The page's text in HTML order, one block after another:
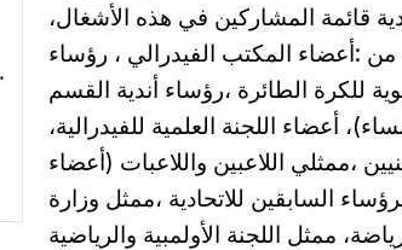
قائمة المشاركين في هذه الأشغال،
:أعضاء المكتب الفيدرالي ، رؤساء
للكرة الطائرة ،رؤساء أندية القسم
أعضاء اللجنة العلمية للفيدرالية،
،ممثلي اللاعبين واللاعبات (أعضاء
السابقين للاتحادية ،ممثل وزارة
ممثل اللجنة الأولمبية والرياضية